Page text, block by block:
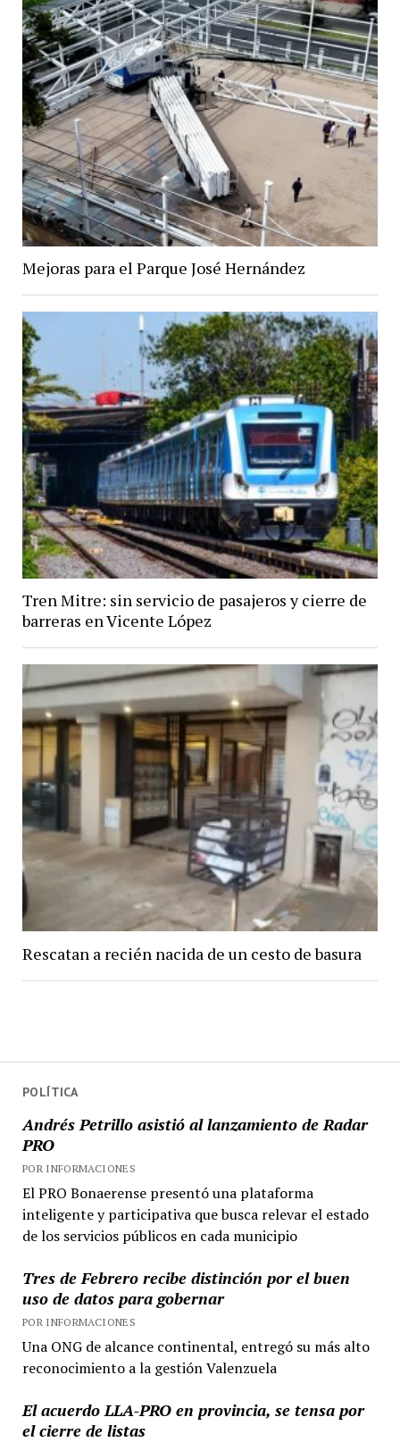
POLÍTICA
Andrés Petrillo asistió al lanzamiento de Radar
PRO
POR INFORMACIONES
El PRO Bonaerense presentó una plataforma
inteligente y participativa que busca relevar el estado
de los servicios públicos en cada municipio
Tres de Febrero recibe distinción por el buen
uso de datos para gobernar
POR INFORMACIONES
Una ONG de alcance continental, entregó su más alto
reconocimiento a la gestión Valenzuela
El acuerdo LLA-PRO en provincia, se tensa por
el cierre de listas
Mejoras para el Parque José Hernández
Tren Mitre: sin servicio de pasajeros y cierre de
barreras en Vicente López
Rescatan a recién nacida de un cesto de basura